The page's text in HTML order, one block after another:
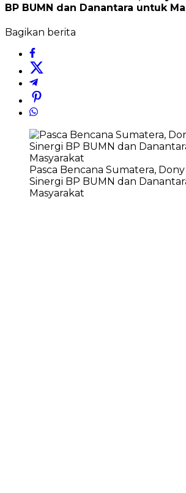
BP BUMN dan Danantara untuk
Bagikan berita
Pasca Bencana Sumatera, Dony
Sinergi BP BUMN dan
Masyarakat